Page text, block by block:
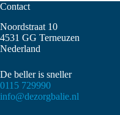
Contact
Noordstraat 10
4531 GG Terneuzen
Nederland
De beller is sneller
0115 729990
info@dezorgbalie.nl